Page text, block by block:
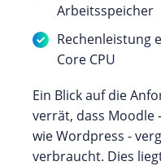
Arbeitsspeicher
Rechenleistung
Core CPU
Ein Blick auf die
verrät, dass Moodle
wie Wordpress -
verbraucht. Dies